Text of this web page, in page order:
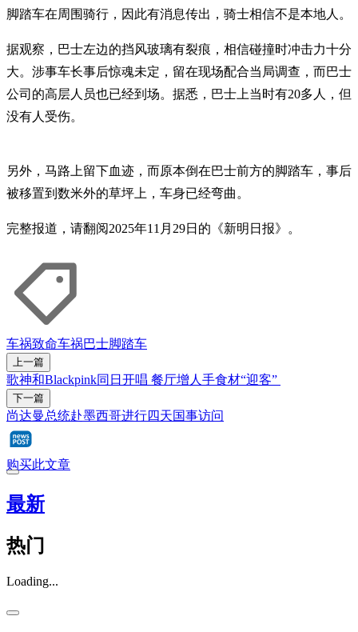
脚踏车在周围骑行，因此有消息传出，骑士相信不是本地人。
据观察，巴士左边的挡风玻璃有裂痕，相信碰撞时冲击力十分
大。涉事车长事后惊魂未定，留在现场配合当局调查，而巴士
公司的高层人员也已经到场。据悉，巴士上当时有20多人，但
没有人受伤。
另外，马路上留下血迹，而原本倒在巴士前方的脚踏车，事后
被移置到数米外的草坪上，车身已经弯曲。
完整报道，请翻阅2025年11月29日的《新明日报》。
车祸致命车祸巴士脚踏车
上一篇
歌神和Blackpink同日开唱 餐厅增人手食材“迎客”
下一篇
尚达曼总统赴墨西哥进行四天国事访问
购买此文章
最新
热门
Loading...